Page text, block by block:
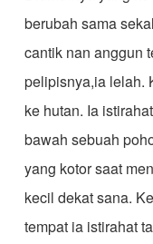
berubah sama
cantik nan anggun
pelipisnya,ia lelah.
ke hutan. Ia
bawah sebuah
yang kotor saat
kecil dekat sana.
tempat ia istirahat